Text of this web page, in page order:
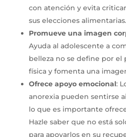
con atención y evita
sus elecciones alimentarias.
Promueve una imagen
Ayuda al adolescente a
belleza no se define por el
física y fomenta una
Ofrece apoyo emocional:
anorexia pueden sentirse
lo que es importante
Hazle saber que no está
para apoyarlos en su